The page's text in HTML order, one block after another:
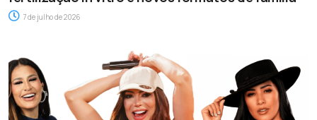
7 de julho de 2026